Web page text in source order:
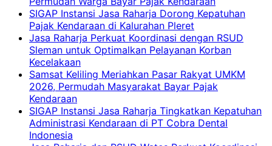
SIGAP Instansi Jasa Raharja Dorong Kepatuhan
Pajak Kendaraan di Kalurahan Pleret
Jasa Raharja Perkuat Koordinasi dengan RSUD
Sleman untuk Optimalkan Pelayanan Korban
Kecelakaan
Samsat Keliling Meriahkan Pasar Rakyat UMKM
2026, Permudah Masyarakat Bayar Pajak
Kendaraan
SIGAP Instansi Jasa Raharja Tingkatkan Kepatuhan
Administrasi Kendaraan di PT Cobra Dental
Indonesia